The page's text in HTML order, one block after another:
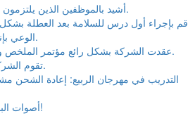
أشيد بالموظفين الذين يلتزمون بوظائفهم خلال عيد الربيع.
قم بإجراء أول درس للسلامة بعد العطلة
الوعي بإنتاج السلامة بشكل صارم.
عقدت الشركة بشكل رائع مؤتمر الملخص والثناء السنوي لعام 2023.
تقوم الشركة بتوزيع فوائد عيد الربيع.
التدريب في مهرجان الربيع: إعادة الشحن
أصوات البوق، والمحاربون يتقدمون!